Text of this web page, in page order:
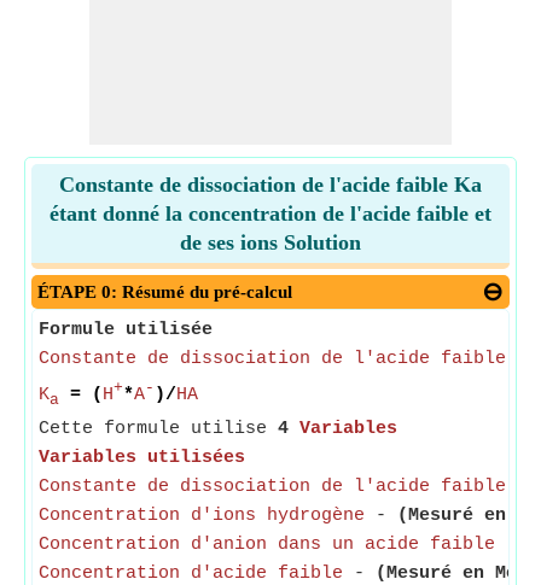
Constante de dissociation de l'acide faible Ka
étant donné la concentration de l'acide faible et
de ses ions Solution
ÉTAPE 0: Résumé du pré-calcul
Formule utilisée
Constante de dissociation de l'acide faible
Ka = ( H+*A- )/HA
Cette formule utilise 4 Variables
Variables utilisées
Constante de dissociation de l'acide faible
Concentration d'ions hydrogène -
(Mesuré en
Concentration d'anion dans un acide faible
Concentration d'acide faible - (Mesuré en